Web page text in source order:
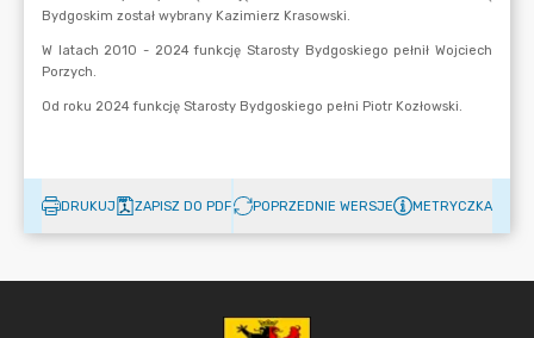
DRUKUJ ZAPISZ DO PDF POPRZEDNIE WERSJE METRYCZKA